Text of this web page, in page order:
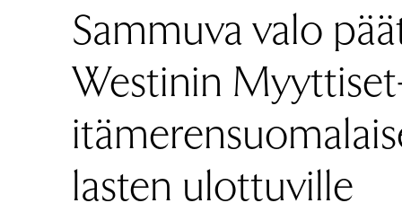
Sammuva valo
Westinin
lasten ulottuville